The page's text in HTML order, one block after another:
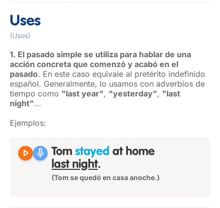
Uses
(Usos)
1. El pasado simple se utiliza para hablar de una
acción concreta que comenzó y acabó en el
pasado. En este caso equivale al pretérito indefinido
español. Generalmente, lo usamos con adverbios de
tiempo como "last year", "yesterday", "last
night"...
Ejemplos:
play_arrow mic Tom stayed at home
last night.
(Tom se quedó en casa anoche.)